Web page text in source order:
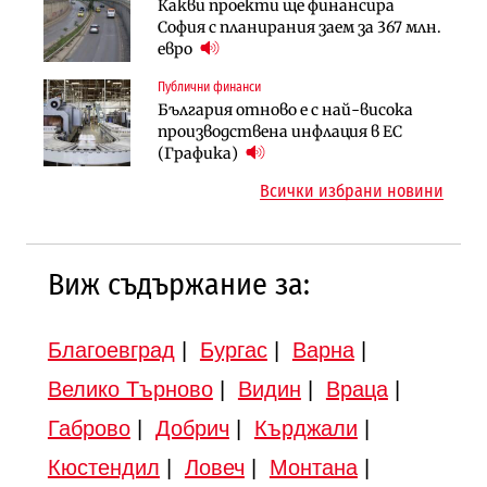
Какви проекти ще финансира
София с планирания заем за 367 млн.
евро
Публични финанси
България отново е с най-висока
производствена инфлация в ЕС
(Графика)
АПИ възложи промяната на
парцеларния план за
Търново
Градоустройство
Шест кандидата с интерес към
Ипотечното кредитиране в
България продължава да се охлажда
(Графика)
Инфраструктура
Вторият мост над Варненското
езеро става част от бъдещата
магистрала „Черно море“
Всички избрани новини
Виж съдържание за:
Благоевград Бургас| Варна|
Велико Търново| Видин Враца|
Габрово| Добрич Кърджали
Кюстендил
Ловеч Монтана|